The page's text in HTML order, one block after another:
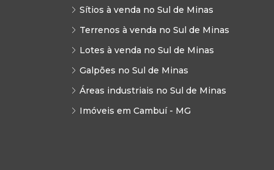
Sítios à venda no Sul de Minas
Terrenos à venda no Sul de Minas
Lotes à venda no Sul de Minas
Galpões no Sul de Minas
Áreas industriais no Sul de Minas
Imóveis em Cambuí - MG